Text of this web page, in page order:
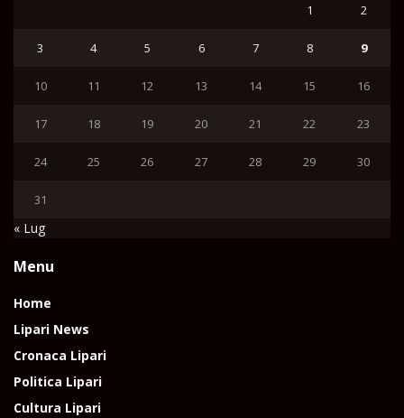
1 2
3 4 5 6 7 8 9
10 11 12 13 14 15 16
17 18 19 20 21 22 23
24 25 26 27 28 29 30
31
« Lug
Menu
Home
Lipari News
Cronaca Lipari
Politica Lipari
Cultura Lipari